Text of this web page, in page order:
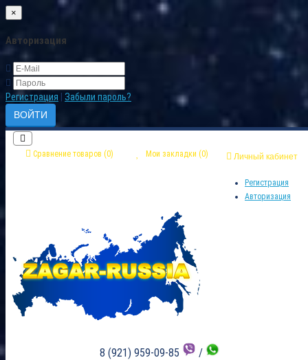
×
Авторизация
Регистрация Забыли пароль?
Личный кабинет
Регистрация
Авторизация
Мои закладки (0)
Сравнение товаров (0)
8 (921) 959-09-85
/